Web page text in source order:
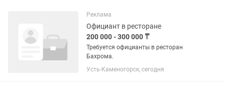
Реклама
Официант в ресторане
200 000 - 300 000 ₸
Требуется официанты в ресторан
Бахрома.
Усть-Каменогорск, сегодня